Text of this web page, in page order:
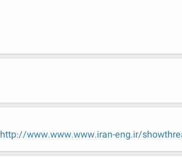
http://www.www.www.iran-eng.ir/